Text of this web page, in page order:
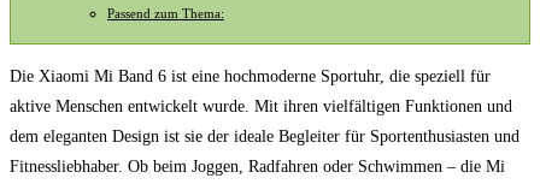
Passend zum Thema:
Die Xiaomi Mi Band 6 ist eine hochmoderne Sportuhr, die speziell für
aktive Menschen entwickelt wurde. Mit ihren vielfältigen Funktionen und
dem eleganten Design ist sie der ideale Begleiter für Sportenthusiasten und
Fitnessliebhaber. Ob beim Joggen, Radfahren oder Schwimmen – die Mi